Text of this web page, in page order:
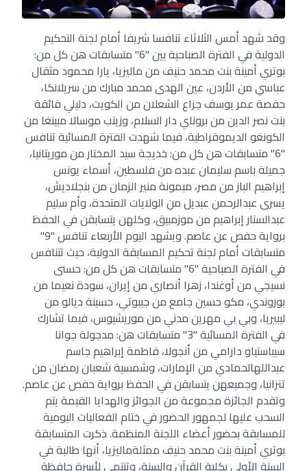
وقد شهد أمس الثلاثاء تنافسا شريفا أمام لجنة التحكيم
الدولية في الفترة الصباحية بين "6" متسابقات هن كل من:
بوتري أمينة بنت محمد حنيف من ماليزيا، يارا محمود مثقال
عباسي من الأردن، عين الهدى محمد مبارك من سريلانكا،
حفصة عمر يوسف جزاع الشعلان من الكويت، دليلي فائقة
بنت نصر الدين من بروناي دار السلام، وزينب موسالا مبينغا من
الكونغو الديموقراطية، فيما شهدت الفترة المسائية تنافس
"6" متسابقات هن كل من: خديجة سيد المختار من موريتانيا،
جميلة باسم سليمان عبده من فلسطين، أسماء يونس
إبراهيم الباز من مصر، ميمونة منير الزمان من بنجلاديش،
يسرى عبدالرحمن عبديل من الولايات المتحدة، وأم سليم
عبدالستار إبراهيم من موزمبيق، وكلهن يتسابقن في الحفظ
برواية حفص عن عاصم. ويشهد اليوم الأربعاء تنافس "9"
متسابقات أمام لجنة تحكيم المسابقة الدولية، حيث تتنافس
في الفترة الصباحية "6" متسابقات هن كل من: حسنى
نسيجي من أوغندا، زهرا أنصاري من إيران، سودة نعيما من
بوروندي، مكو حسين جامع من جيبوتي، حسينة ديالو من
ليبيريا، وبي بي مهرين مدني من موريشيوس، فيما تشارك
في الفترة المسائية "3" متسابقات هن: مدجولة جوانا
سيباستياو دارامي من أنجولا، فاطمة إبراهيم جاسم
عبداللهالحمادي من الإمارات، وشمسية شعبان رمضان من
تنزانيا، وجميعهن يتسابقن في الحفظ برواية حفص عن عاصم.
وتقدم الجائزة مجموعة من الجوائز والهدايا القيمة يتم
السحب عليها لجمهور الحضور في ختام الفعاليات اليومية
للمسابقة بحضور أعضاء اللجنة المنظمة. ذكرت المتسابقة
بوتري أمينة بنت محمد حنيف ممثلةماليزيا، أنها طالبة في
السنة الأولى بكلية القرآن والسنة، وتنتمي لأسرة حافظة